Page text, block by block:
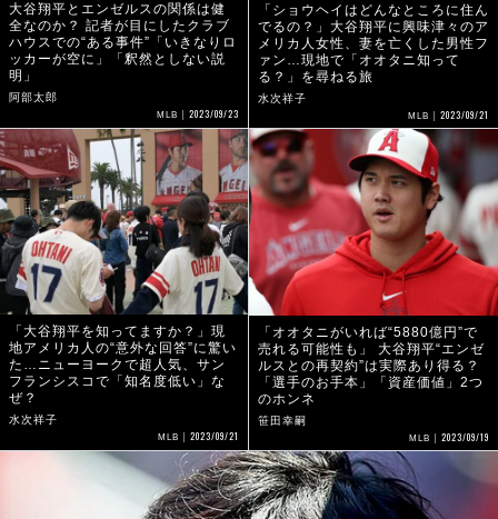
大谷翔平とエンゼルスの関係は健
全なのか？ 記者が目にしたクラブ
ハウスでの“ある事件”「いきなりロ
ッカーが空に」「釈然としない説
明」
阿部太郎
MLB 2023/09/23
「ショウヘイはどんなところに住ん
でるの？」大谷翔平に興味津々のア
メリカ人女性、妻を亡くした男性フ
ァン…現地で「オオタニ知って
る？」を尋ねる旅
水次祥子
MLB 2023/09/21
「大谷翔平を知ってますか？」現
地アメリカ人の“意外な回答”に驚い
た…ニューヨークで超人気、サン
フランシスコで「知名度低い」な
ぜ？
水次祥子
MLB 2023/09/21
「オオタニがいれば“5880億円”で
売れる可能性も」 大谷翔平“エンゼ
ルスとの再契約”は実際あり得る？
「選手のお手本」「資産価値」2つ
のホンネ
笹田幸嗣
MLB 2023/09/19